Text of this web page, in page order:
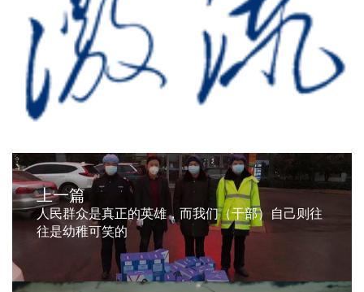
上一篇
人民群众是真正的英雄，而我们（干部）自己则往
往是幼稚可笑的